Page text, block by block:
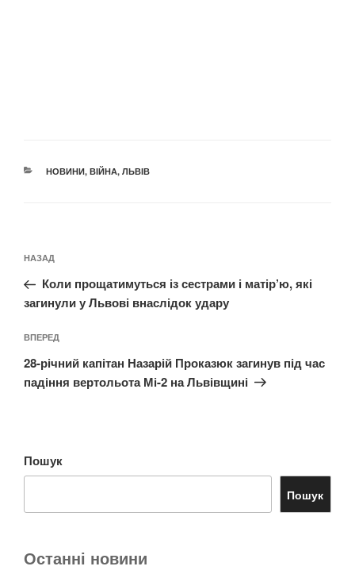
КАТЕГОРІЇ
НОВИНИ, ВІЙНА, ЛЬВІВ
записів
Попередній
запис:
НАЗАД
Коли прощатимуться із сестрами і матір’ю, які
загинули у Львові внаслідок удару
Наступний
запис
ВПЕРЕД
28-річний капітан Назарій Проказюк загинув під час
падіння вертольота Мі-2 на Львівщині
Пошук
Пошук
Останні новини